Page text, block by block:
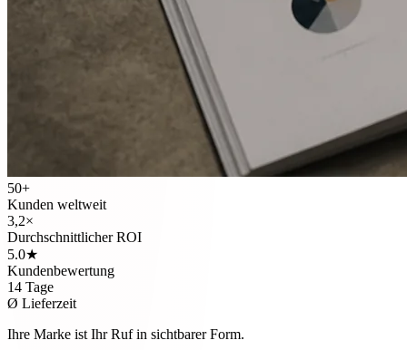
50+
Kunden weltweit
3,2×
Durchschnittlicher ROI
5.0★
Kundenbewertung
14 Tage
Ø Lieferzeit
Ihre Marke ist Ihr Ruf in sichtbarer Form.